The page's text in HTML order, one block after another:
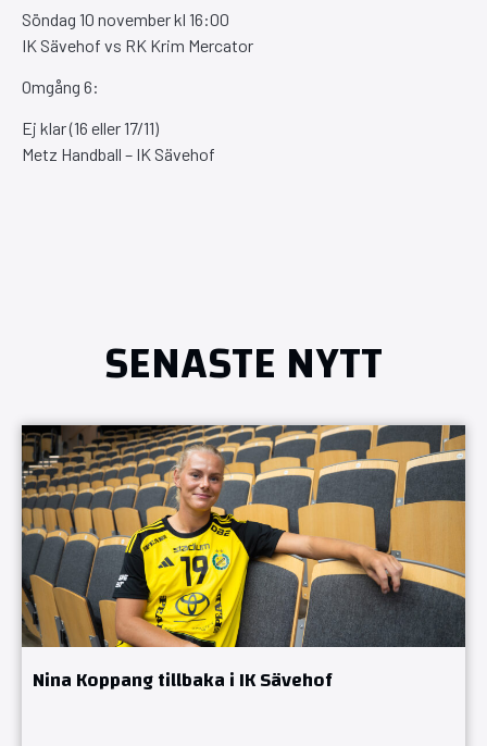
Söndag 10 november kl 16:00
IK Sävehof vs RK Krim Mercator
Omgång 6:
Ej klar (16 eller 17/11)
Metz Handball – IK Sävehof
SENASTE NYTT
Nina Koppang tillbaka i IK Sävehof